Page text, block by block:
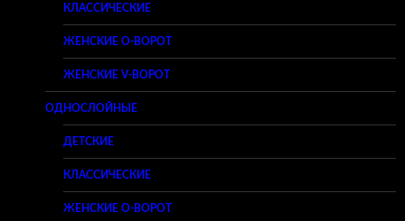
КЛАССИЧЕСКИЕ
ЖЕНСКИЕ O-ВОРОТ
ЖЕНСКИЕ V-ВОРОТ
ОДНОСЛОЙНЫЕ
ДЕТСКИЕ
КЛАССИЧЕСКИЕ
ЖЕНСКИЕ O-ВОРОТ